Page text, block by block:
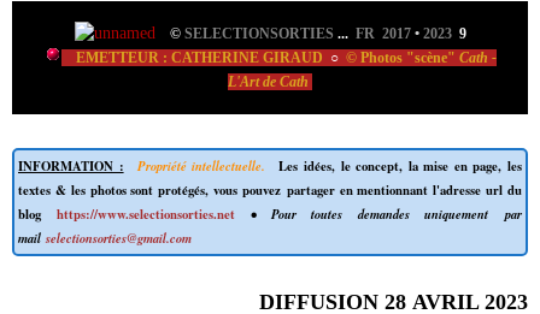
©SELECTIONSORTIES ... FR 2017 • 2023 9
EMETTEUR : CATHERINE GIRAUD ○© Photos "scène" Cath -
L'Art de Cath
INFORMATION : Propriété intellectuelle.
Les idées, le concept, la mise en page, les
textes & les photos sont protégés, vous pouvez partager en mentionnant l'adresse url du
blog
https://www.selectionsorties.net
• Pour toutes demandes uniquement par
mail selectionsorties@gmail.com
DIFFUSION 28 AVRIL 2023